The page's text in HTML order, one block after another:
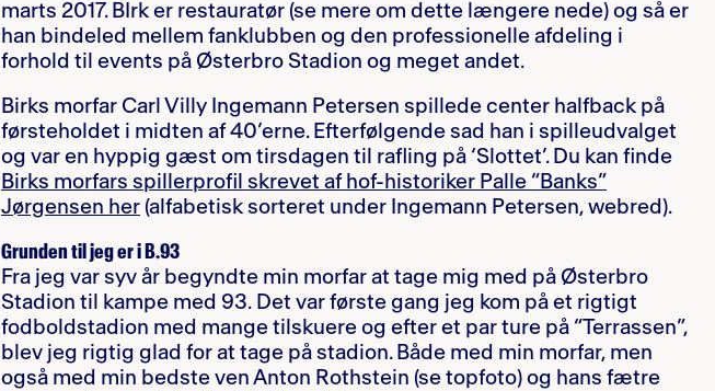
marts 2017. BIrk er restauratør (se mere om dette længere nede) og så er
han bindeled mellem fanklubben og den professionelle afdeling i
forhold til events på Østerbro Stadion og meget andet.
Birks morfar Carl Villy Ingemann Petersen spillede center halfback på
førsteholdet i midten af 40’erne. Efterfølgende sad han i spilleudvalget
og var en hyppig gæst om tirsdagen til rafling på ‘Slottet’. Du kan finde
Birks morfars spillerprofil skrevet af hof-historiker Palle “Banks”
Jørgensen her (alfabetisk sorteret under Ingemann Petersen, webred).
Grunden til jeg er i B.93
Fra jeg var syv år begyndte min morfar at tage mig med på Østerbro
Stadion til kampe med 93. Det var første gang jeg kom på et rigtigt
fodboldstadion med mange tilskuere og efter et par ture på “Terrassen”,
blev jeg rigtig glad for at tage på stadion. Både med min morfar, men
også med min bedste ven Anton Rothstein (se topfoto) og hans fætre